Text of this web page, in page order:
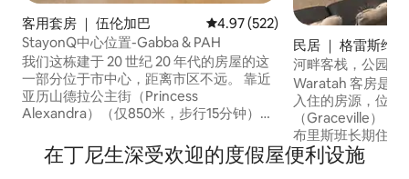
客用套房 ｜ 伍伦加巴 平均评分 4.97 分（满分 5 分），
4.97 (522)
StayonQ中心位置-Gabba & PAH
我们这栋建于 20 世纪 20 年代的房屋的这
一部分位于市中心，距离市区不远。 靠近
亚历山德拉公主街（Princess
Alexandra）（仅850米，步行15分钟）
体育场（Gabba Sports Stadium）。 步行
5 分钟即可抵达南城广场（South City
民居 ｜ 格雷斯维尔
河畔客栈，公园景
Waratah 客房是
入住的房源，位于
（Graceville），
布里斯班长期住宿
一座美丽的河滨公
环境，同时靠近布
在丁尼生深受欢迎的度假屋便利设施